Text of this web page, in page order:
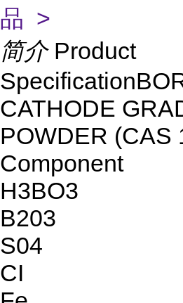
品 >
简介 Product
CATHODE
POWDER (CAS
Component
H3BO3
B203
S04
CI